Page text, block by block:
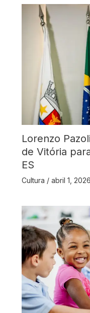
Lorenzo
de Vitória
ES
Cultura / abril 1, 2026